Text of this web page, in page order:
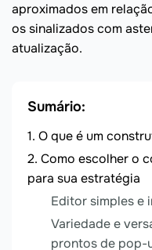
aproximados em
os sinalizados com
atualização.
Sumário:
O que é um
Como escolher o
para sua estratégia
Editor simples e
Variedade e
prontos de pop-